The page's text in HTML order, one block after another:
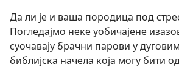
Да ли је и ваша породица под
Погледајмо неке уобичајене
суочавају брачни парови у
библијска начела која могу бити